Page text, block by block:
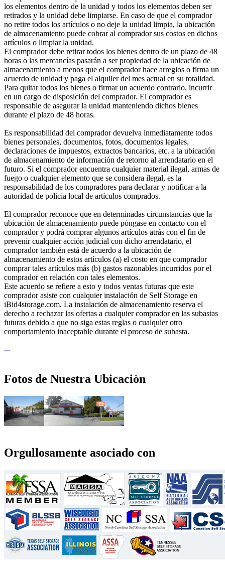
los elementos dentro de la unidad y todos los elementos deben ser
retirados y la unidad debe limpiarse. En caso de que el comprador
no retire todos los artículos o no deje la unidad limpia, la ubicación
de almacenamiento puede cobrar al comprador sus costos en dichos
artículos o limpiar la unidad.
El comprador debe retirar todos los bienes dentro de un plazo de 48
horas o las mercancías pasarán a ser propiedad de la ubicación de
almacenamiento a menos que el comprador hace arreglos o firma un
acuerdo de unidad y paga el alquiler del mes actual en su totalidad.
Para quitar todos los bienes o firmar un acuerdo contrario, incurrir
en un cargo de disposición del comprador. El comprador es
responsable de asegurar la unidad manteniendo dichos bienes
durante el plazo de 48 horas.
Es responsabilidad del comprador devuelva inmediatamente todos
bienes personales, documentos, fotos, documentos legales,
declaraciones de impuestos, extractos bancarios, etc. a la ubicación
de almacenamiento de información de retorno al arrendatario en el
futuro. Si el comprador encuentra cualquier material ilegal, armas de
fuego o cualquier elemento que se considera ilegal, es la
responsabilidad de los compradores para declarar y notificar a la
autoridad de policía local de artículos comprados.
El comprador reconoce que en determinadas circunstancias que la
ubicación de almacenamiento puede póngase en contacto con el
comprador y podrá comprar algunos artículos atrás con el fin de
prevenir cualquier acción judicial con dicho arrendatario, el
comprador también está de acuerdo a la ubicación de
almacenamiento de estos artículos (a) el costo en que comprador
comprar tales artículos más (b) gastos razonables incurridos por el
comprador en relación con tales elementos.
Este acuerdo se refiere a esto y todos ventas futuras que este
comprador asiste con cualquier instalación de Self Storage en
iBid4storage.com. La instalación de almacenamiento reserva el
derecho a rechazar las ofertas a cualquier comprador en las subastas
futuras debido a que no siga estas reglas o cualquier otro
comportamiento inaceptable durante el proceso de subasta.
...
Fotos de Nuestra Ubicaciòn
Orgullosamente asociado con